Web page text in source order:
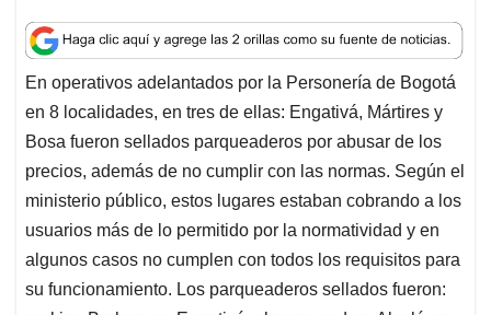
a
t
s
A
p
p
c
e
b
o
o
k
n
k
e
d
I
n
a
i
l
r
e
a
d
s
En operativos adelantados por la Personería de Bogotá
en 8 localidades, en tres de ellas: Engativá, Mártires y
Bosa fueron sellados parqueaderos por abusar de los
precios, además de no cumplir con las normas. Según el
ministerio público, estos lugares estaban cobrando a los
usuarios más de lo permitido por la normatividad y en
algunos casos no cumplen con todos los requisitos para
su funcionamiento. Los parqueaderos sellados fueron: